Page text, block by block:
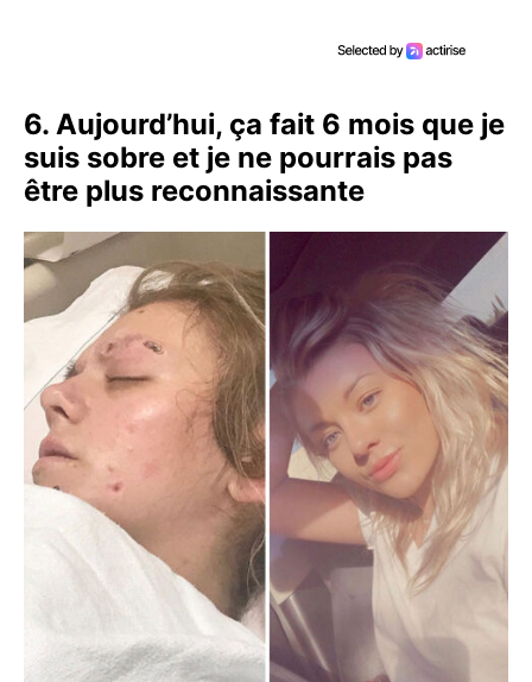
6. Aujourd’hui, ça fait 6 mois que je
suis sobre et je ne pourrais pas
être plus reconnaissante